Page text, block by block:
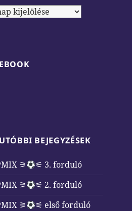
BEJEGYZÉSEK
⚞
⚟ 3. forduló
⚞
⚟ 2. forduló
⚞
⚟ első forduló